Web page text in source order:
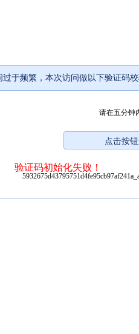
过于频繁，本次访问做以下验证码校
请在五分钟
验证码初始化失败！